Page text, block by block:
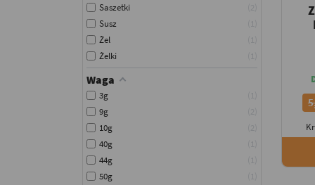
Saszetki
Susz
Żel
Żelki
Waga
3g
9g
10g
40g
44g
50g